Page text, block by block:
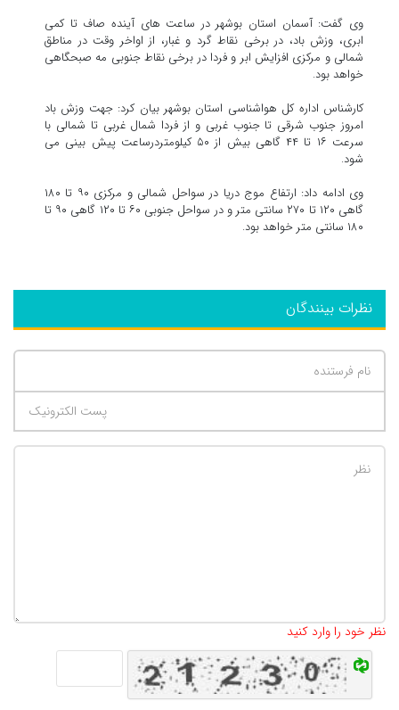
وی گفت: آسمان استان بوشهر در ساعت های آینده صاف تا کمی
ابری، وزش باد، در برخی نقاط گرد و غبار، از اواخر وقت در مناطق
شمالی و مرکزی افزایش ابر و فردا در برخی نقاط جنوبی مه صبحگاهی
خواهد بود.
کارشناس اداره کل هواشناسی استان بوشهر بیان کرد: جهت وزش باد
امروز جنوب شرقی تا جنوب غربی و از فردا شمال غربی تا شمالی با
سرعت ۱۶ تا ۴۴ گاهی بیش از ۵۰ کیلومتردرساعت پیش بینی می
شود.
وی ادامه داد: ارتفاع موج دریا در سواحل شمالی و مرکزی ۹۰ تا ۱۸۰
گاهی ۱۲۰ تا ۲۷۰ سانتی متر و در سواحل جنوبی ۶۰ تا ۱۲۰ گاهی ۹۰ تا
۱۸۰ سانتی متر خواهد بود.
نظرات بینندگان
نظر خود را وارد کنید